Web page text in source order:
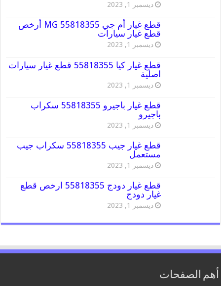
ديسمبر 1, 2023
قطع غيار أم جي MG 55818355 أرخص
قطع غيار سيارات
ديسمبر 1, 2023
قطع غيار كيا 55818355 قطع غيار سيارات
اصلية
ديسمبر 1, 2023
قطع غيار باجيرو 55818355 سكراب
باجيرو
ديسمبر 1, 2023
قطع غيار جيب 55818355 سكراب جيب
مستعمل
ديسمبر 1, 2023
قطع غيار دودج 55818355 ارخص قطع
غيار دودج
ديسمبر 1, 2023
أهم الصفحات